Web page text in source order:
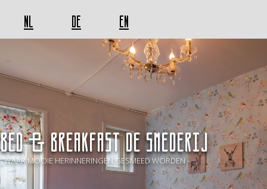
NL DE EN
BED & BREAKFAST De Smederij
- WAAR MOOIE HERINNERINGEN GESMEED WORDEN -